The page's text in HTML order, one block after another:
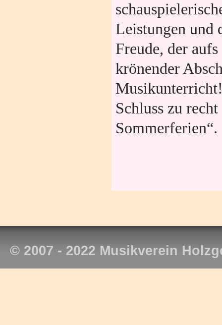
Leistungen und
Freude, der
krönender
Schluss zu
Sommerferien“.
© 2007 - 2022 Musikverein